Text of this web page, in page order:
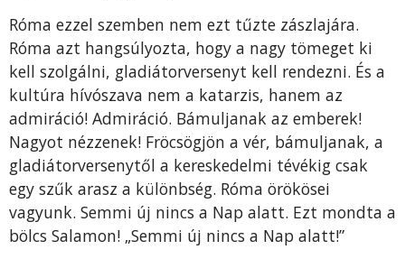
Róma ezzel szemben nem ezt tűzte zászlajára.
Róma azt hangsúlyozta, hogy a nagy tömeget ki
kell szolgálni, gladiátorversenyt kell rendezni. És a
kultúra hívószava nem a katarzis, hanem az
admiráció! Admiráció. Bámuljanak az emberek!
Nagyot nézzenek! Fröcsögjön a vér, bámuljanak, a
gladiátorversenytől a kereskedelmi tévékig csak
egy szűk arasz a különbség. Róma örökösei
vagyunk. Semmi új nincs a Nap alatt. Ezt mondta a
bölcs Salamon! „Semmi új nincs a Nap alatt!”